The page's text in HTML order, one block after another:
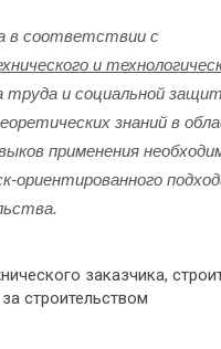
в соответствии с
и
труда и социальной
знаний в
применения
ориентированного
заказчика,
строительством